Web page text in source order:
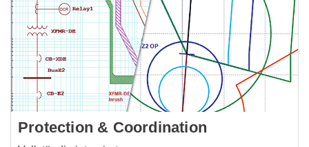
Protection & Coordination